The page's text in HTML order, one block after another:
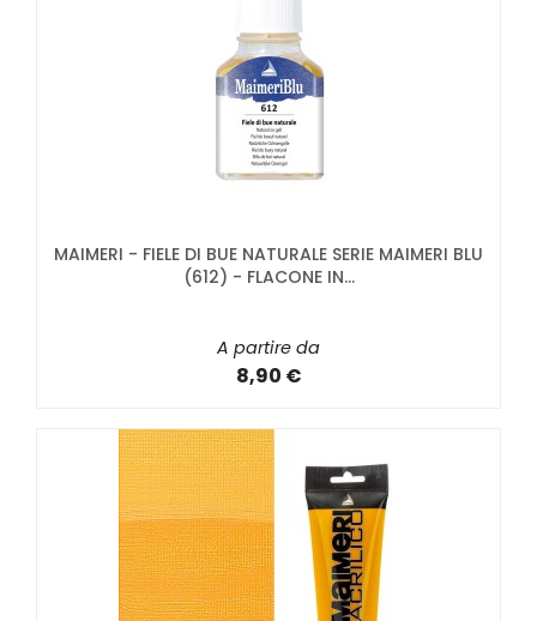
MAIMERI - FIELE DI BUE NATURALE SERIE MAIMERI BLU
(612) - FLACONE IN...
A partire da
8,90 €